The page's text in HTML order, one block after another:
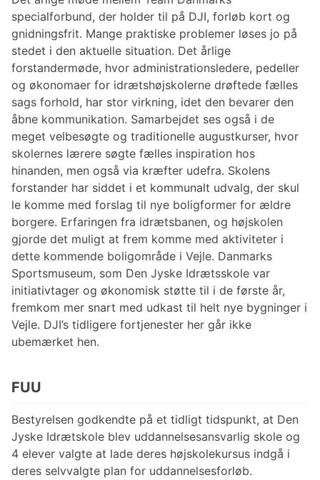
specialforbund, der holder til på DJI, forløb kort og
gnidningsfrit. Mange praktiske problemer løses jo på
stedet i den aktuelle situation. Det årlige
forstandermøde, hvor administrationsledere, pedeller
og økonomaer for idrætshøjskolerne drøftede fælles
sags forhold, har stor virkning, idet den bevarer den
åbne kommunikation. Samarbejdet ses også i de
meget velbesøgte og traditionelle augustkurser, hvor
skolernes lærere søgte fælles inspiration hos
hinanden, men også via kræfter udefra. Skolens
forstander har siddet i et kommunalt udvalg, der skul
le komme med forslag til nye boligformer for ældre
borgere. Erfaringen fra idrætsbanen, og højskolen
gjorde det muligt at frem komme med aktiviteter i
dette kommende boligområde i Vejle. Danmarks
Sportsmuseum, som Den Jyske Idrætsskole var
initiativtager og økonomisk støtte til i de første år,
fremkom mer snart med udkast til helt nye bygninger i
Vejle. DJI’s tidligere fortjenester her går ikke
ubemærket hen.
FUU
Bestyrelsen godkendte på et tidligt tidspunkt, at Den
Jyske Idrætskole blev uddannelsesansvarlig skole og
4 elever valgte at lade deres højskolekursus indgå i
deres selvvalgte plan for uddannelsesforløb.